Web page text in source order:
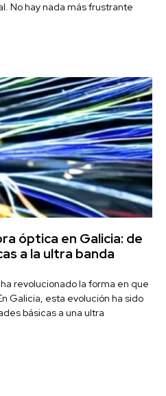
No hay nada más frustrante
óptica en Galicia: de
a la ultra banda
revolucionado la forma en que
Galicia, esta evolución ha sido
básicas a una ultra